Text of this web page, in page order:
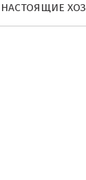
НАСТОЯЩИЕ